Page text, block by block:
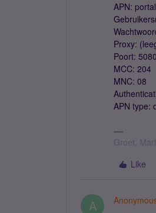
APN:
Proxy:
Poort: 5080
MCC: 204
MNC: 08
APN type:
Groet,
Like
A